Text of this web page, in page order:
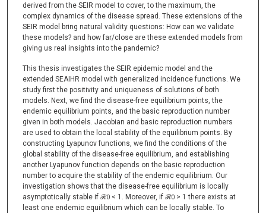
derived from the SEIR model to cover, to the maximum, the
complex dynamics of the disease spread. These extensions of the
SEIR model bring natural validity questions: How can we validate
these models? and how far/close are these extended models from
giving us real insights into the pandemic?
This thesis investigates the SEIR epidemic model and the
extended SEAIHR model with generalized incidence functions. We
study first the positivity and uniqueness of solutions of both
models. Next, we find the disease-free equilibrium points, the
endemic equilibrium points, and the basic reproduction number
given in both models. Jacobian and basic reproduction numbers
are used to obtain the local stability of the equilibrium points. By
constructing Lyapunov functions, we find the conditions of the
global stability of the disease-free equilibrium, and establishing
another Lyapunov function depends on the basic reproduction
number to acquire the stability of the endemic equilibrium. Our
investigation shows that the disease-free equilibrium is locally
asymptotically stable if ℛ0< 1. Moreover, if ℛ0> 1 there exists at
least one endemic equilibrium which can be locally stable. To